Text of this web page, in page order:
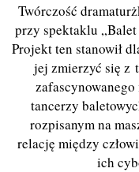
Twórczość
przy spektaklu
Projekt ten stanowił
jej zmierzyć się z
tancerzy
rozpisanym na
relację między
ich